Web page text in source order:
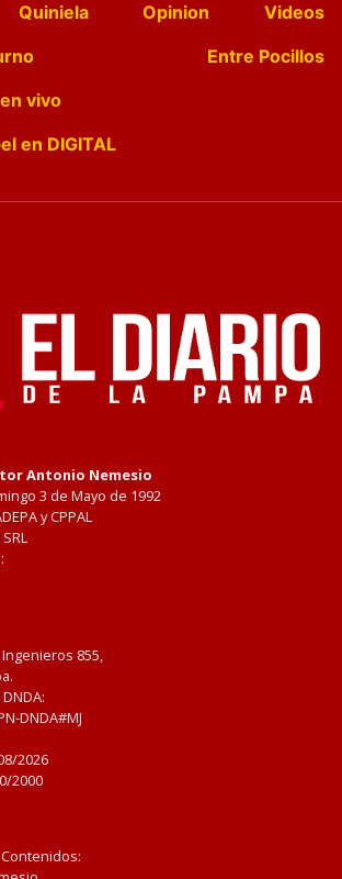
Quiniela Opinion
Videos
Entre Pocillos
vivo
en DIGITAL
Antonio Nemesio
3 de Mayo de 1992
y CPPAL
855,
DNDA#MJ
2026
2000